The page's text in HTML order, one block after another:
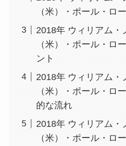
（米）・ポール・ロ
2018年 ウィリアム・
（米）・ポール・ロ
ント
2018年 ウィリアム・
（米）・ポール・ロ
的な流れ
2018年 ウィリアム・
（米）・ポール・ロ